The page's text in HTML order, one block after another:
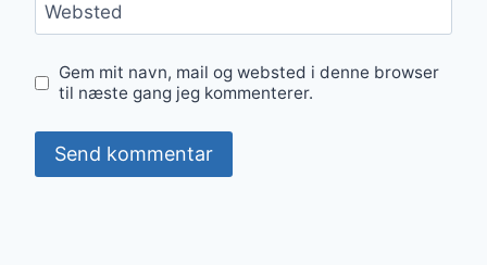
Websted
Gem mit navn, mail og websted i denne browser
til næste gang jeg kommenterer.